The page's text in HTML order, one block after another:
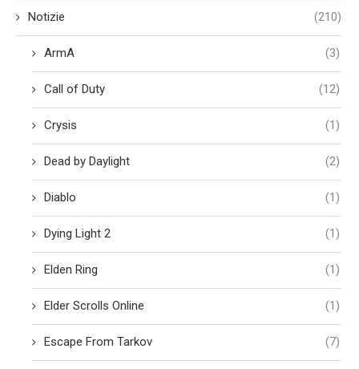
Notizie (210)
ArmA (3)
Call of Duty (12)
Crysis (1)
Dead by Daylight (2)
Diablo (1)
Dying Light 2 (1)
Elden Ring (1)
Elder Scrolls Online (1)
Escape From Tarkov (7)